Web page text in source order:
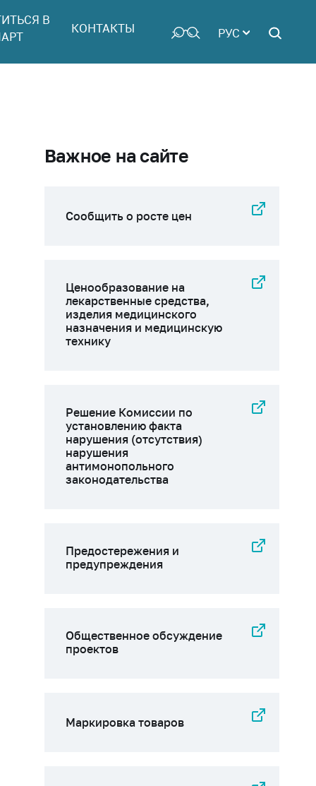
В
КОНТАКТЫ РУС
Важное на сайте
Сообщить о росте цен
Ценообразование на
лекарственные средства,
изделия медицинского
назначения и медицинскую
технику
Решение Комиссии по
установлению факта
нарушения (отсутствия)
нарушения
антимонопольного
законодательства
Предостережения и
предупреждения
Общественное обсуждение
проектов
Маркировка товаров